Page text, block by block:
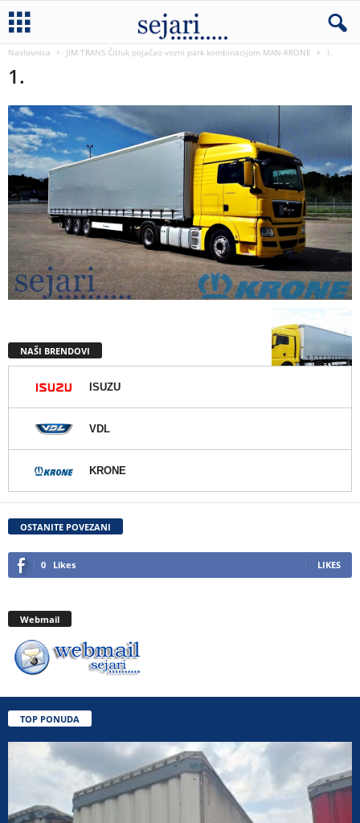
Naslovnica JIM TRANS Čitluk pojačao vozni park kombinacijom MAN-KRONE 1.
1.
NAŠI BRENDOVI
ISUZU
VDL
KRONE
OSTANITE POVEZANI
0 Likes LIKES
Webmail
TOP PONUDA